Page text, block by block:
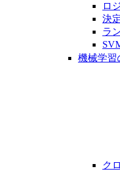
ロ
決
ラ
機械学習
ク